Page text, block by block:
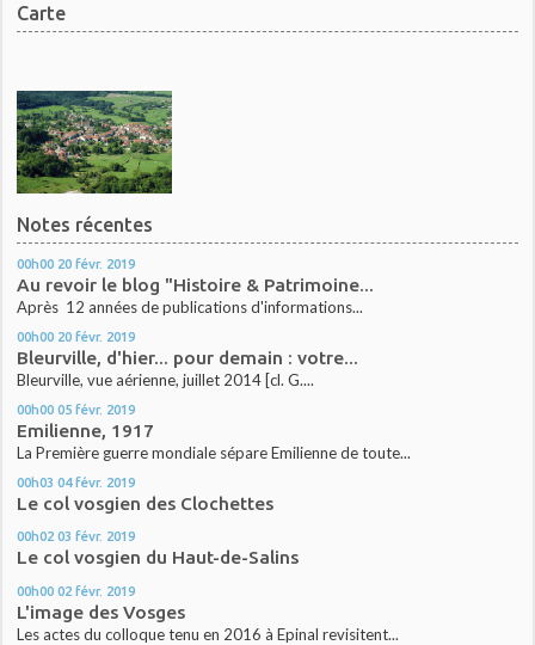
Carte
Notes récentes
00h00 20 févr. 2019
Au revoir le blog "Histoire & Patrimoine...
Après 12 années de publications d'informations...
00h00 20 févr. 2019
Bleurville, d'hier... pour demain : votre...
Bleurville, vue aérienne, juillet 2014 [cl. G....
00h00 05 févr. 2019
Emilienne, 1917
La Première guerre mondiale sépare Emilienne de toute...
00h03 04 févr. 2019
Le col vosgien des Clochettes
00h02 03 févr. 2019
Le col vosgien du Haut-de-Salins
00h00 02 févr. 2019
L'image des Vosges
Les actes du colloque tenu en 2016 à Epinal revisitent...